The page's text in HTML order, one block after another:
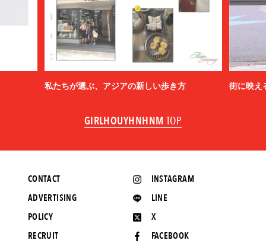
私たちが選ぶ、アジアの新しい歩き方 街に映え
GIRLHOUYHNHNM TOP
INSTAGRAM
LINE
X
FACEBOOK
CONTACT
ADVERTISING
POLICY
RECRUIT